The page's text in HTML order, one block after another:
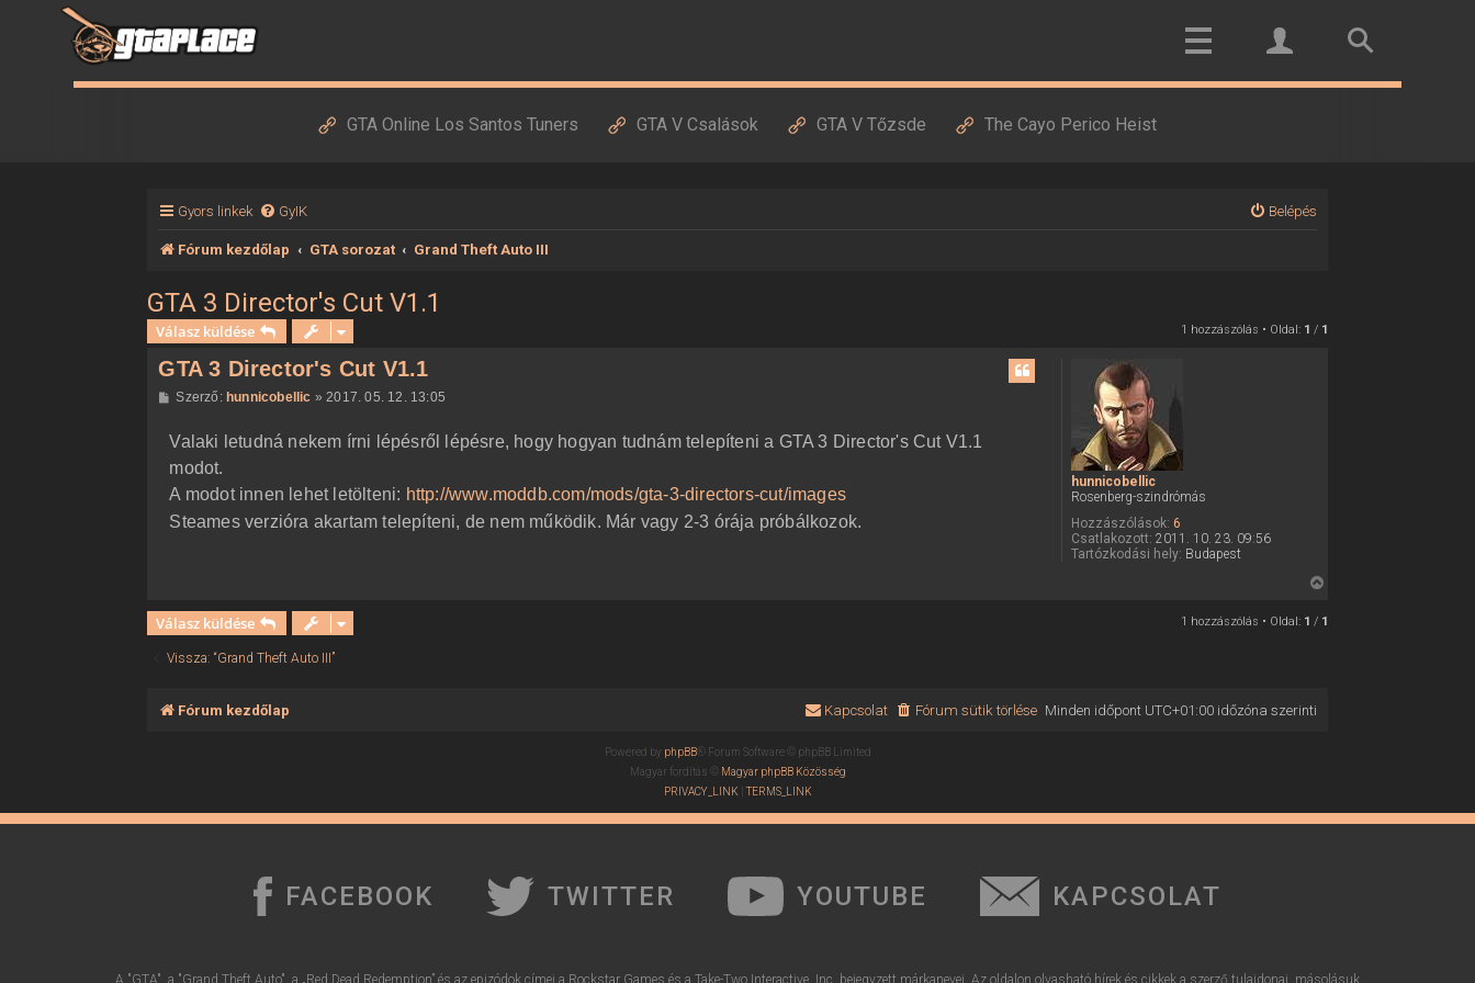
GTA Online Los Santos Tuners GTA V Csalások GTA V Tőzsde The Cayo Perico Heist
Gyors linkek GyIK Belépés
Fórum kezdőlap GTA sorozat Grand Theft Auto III
GTA 3 Director's Cut V1.1
Válasz küldése 1 hozzászólás • Oldal: 1 / 1
hunnicobellic
Rosenberg-szindrómás
Hozzászólások: 6
Csatlakozott: 2011. 10. 23. 09:56
Tartózkodási hely: Budapest
GTA 3 Director's Cut V1.1
H
z
s
z
ó
l
Szerző: hunnicobellic »2017. 05. 12. 13:05
Valaki letudná nekem írni lépésről lépésre, hogy hogyan tudnám telepíteni a GTA 3 Director's Cut V1.1
modot.
A modot innen lehet letölteni: http://www.moddb.com/mods/gta-3-directors-cut/images
Steames verzióra akartam telepíteni, de nem működik. Már vagy 2-3 órája próbálkozok.
s
j
Válasz küldése 1 hozzászólás • Oldal: 1 / 1
Vissza: “Grand Theft Auto III”
Fórum kezdőlap Minden időpont UTC+01:00időzóna szerinti
Fórum sütik törlése
Kapcsolat
Powered by phpBB® Forum Software © phpBB Limited
Magyar fordítás © Magyar phpBB Közösség
PRIVACY_LINK |TERMS_LINK
FACEBOOK TWITTER YOUTUBE KAPCSOLAT
A "GTA", a "Grand Theft Auto", a „Red Dead Redemption” és az epizódok címei a Rockstar Games és a Take-Two Interactive, Inc. bejegyzett márkanevei. Az oldalon olvasható hírek és cikkek a szerző tulajdonai, másolásuk